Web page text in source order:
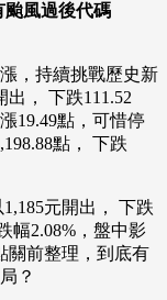
颱風過後代碼
，持續挑戰歷史新
出， 下跌111.52
19.49點，可惜停
點， 下跌
元開出， 下跌
幅2.08%，盤中影
關前整理，到底有
？